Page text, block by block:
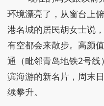
“现在的码头跟以前